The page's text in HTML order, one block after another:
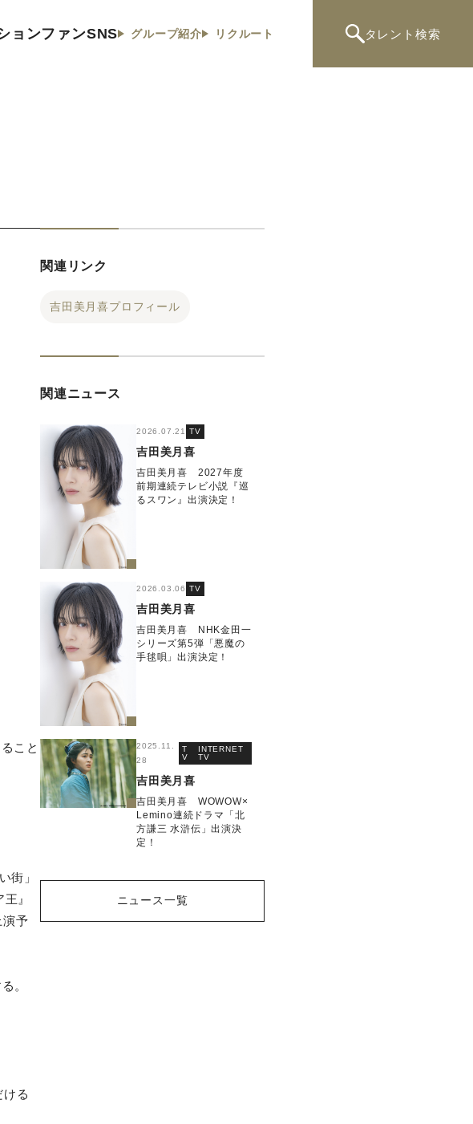
ョンファンSNS グループ紹介 リクルート タレント 検索
こと
街」
』
演予
。
る
関連リンク
吉田美月喜プロフィール
関連ニュース
2026.07.21 TV
吉田美月喜
吉田美月喜 2027年度
前期連続テレビ小説『巡
るスワン』出演決定！
2026.03.06 TV
吉田美月喜
吉田美月喜 NHK金田一
シリーズ第5弾「悪魔の
手毬唄」出演決定！
2025.11.
28
T
V
INTERNET
TV
吉田美月喜
吉田美月喜 WOWOW×
Lemino連続ドラマ「北
方謙三 水滸伝」出演決
定！
ニュース一覧